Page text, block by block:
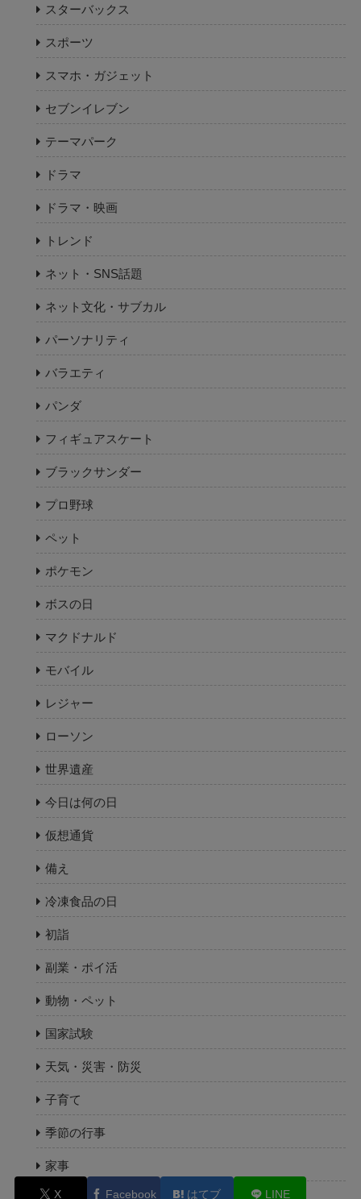
スターバックス
スポーツ
スマホ・ガジェット
セブンイレブン
テーマパーク
ドラマ
ドラマ・映画
トレンド
ネット・SNS話題
ネット文化・サブカル
パーソナリティ
バラエティ
パンダ
フィギュアスケート
ブラックサンダー
プロ野球
ペット
ポケモン
ボスの日
マクドナルド
モバイル
レジャー
ローソン
世界遺産
今日は何の日
仮想通貨
備え
冷凍食品の日
初詣
副業・ポイ活
動物・ペット
国家試験
天気・災害・防災
子育て
季節の行事
家事
X Facebook はてブ LINE